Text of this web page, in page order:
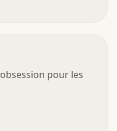
pour les